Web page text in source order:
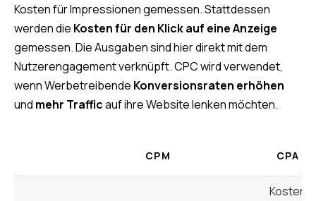
Kosten für Impressionen gemessen. Stattdessen
werden die Kosten für den Klick auf eine Anzeige
gemessen. Die Ausgaben sind hier direkt mit dem
Nutzerengagement verknüpft. CPC wird verwendet,
wenn Werbetreibende Konversionsraten erhöhen
und mehr Trafficauf ihre Website lenken möchten.
CPM CPA
Kosten